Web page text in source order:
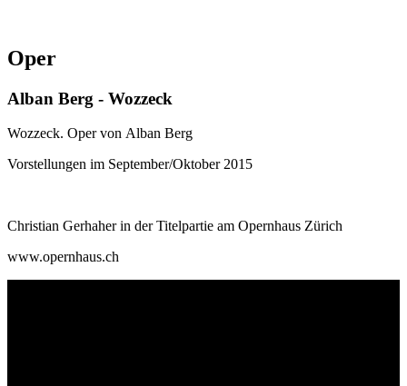
Oper
Alban Berg - Wozzeck
Wozzeck. Oper von Alban Berg
Vorstellungen im September/Oktober 2015
Christian Gerhaher in der Titelpartie am Opernhaus Zürich
www.opernhaus.ch